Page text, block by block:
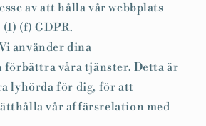
av att hålla vår webbplats
(f) GDPR.
använder dina
våra tjänster. Detta är
lyhörda för dig, för att
vår affärsrelation med